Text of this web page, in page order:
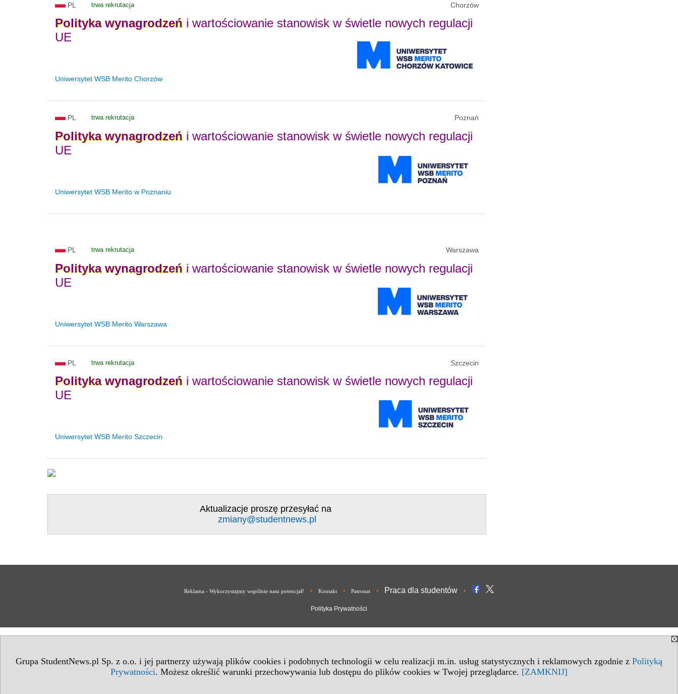
Grupa StudentNews.pl Sp. z o.o. i jej partnerzy używają plików cookies i podobnych technologii w celu realizacji m.in. usług statystycznych i reklamowych zgodnie z Polityką
Prywatności. Możesz określić warunki przechowywania lub dostępu do plików cookies w Twojej przeglądarce. [ZAMKNIJ]
PL trwa rekrutacja Chorzów
Polityka wynagrodzeń i wartościowanie stanowisk w świetle nowych regulacji
UE
Uniwersytet WSB Merito Chorzów
PL trwa rekrutacja Poznań
Polityka wynagrodzeń i wartościowanie stanowisk w świetle nowych regulacji
UE
Uniwersytet WSB Merito w Poznaniu
PL trwa rekrutacja Warszawa
Polityka wynagrodzeń i wartościowanie stanowisk w świetle nowych regulacji
UE
Uniwersytet WSB Merito Warszawa
PL trwa rekrutacja Szczecin
Polityka wynagrodzeń i wartościowanie stanowisk w świetle nowych regulacji
UE
Uniwersytet WSB Merito Szczecin
Aktualizacje proszę przesyłać na
zmiany@studentnews.pl
Reklama - Wykorzystajmy wspólnie nasz potencjał! • Kontakt • Patronat • Praca dla studentów •
Polityka Prywatności